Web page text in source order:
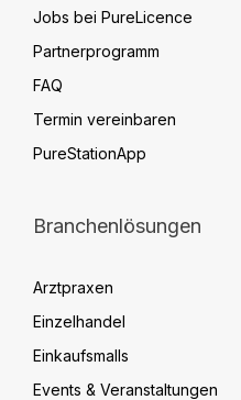
Jobs bei PureLicence
Partnerprogramm
FAQ
Termin vereinbaren
PureStationApp
Branchenlösungen
Arztpraxen
Einzelhandel
Einkaufsmalls
Events & Veranstaltungen